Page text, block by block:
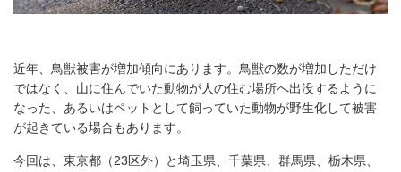
近年、鳥獣被害が増加傾向にあります。鳥獣の数が増加しただけ
ではなく、山に住んでいた動物が人の住む場所へ出没するように
なった、あるいはペットとして飼っていた動物が野生化して被害
が起きている場合もあります。
今回は、東京都（23区外）と埼玉県、千葉県、群馬県、栃木県、